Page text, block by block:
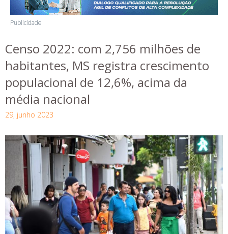
Publicidade
Censo 2022: com 2,756 milhões de
habitantes, MS registra crescimento
populacional de 12,6%, acima da
média nacional
29, junho 2023